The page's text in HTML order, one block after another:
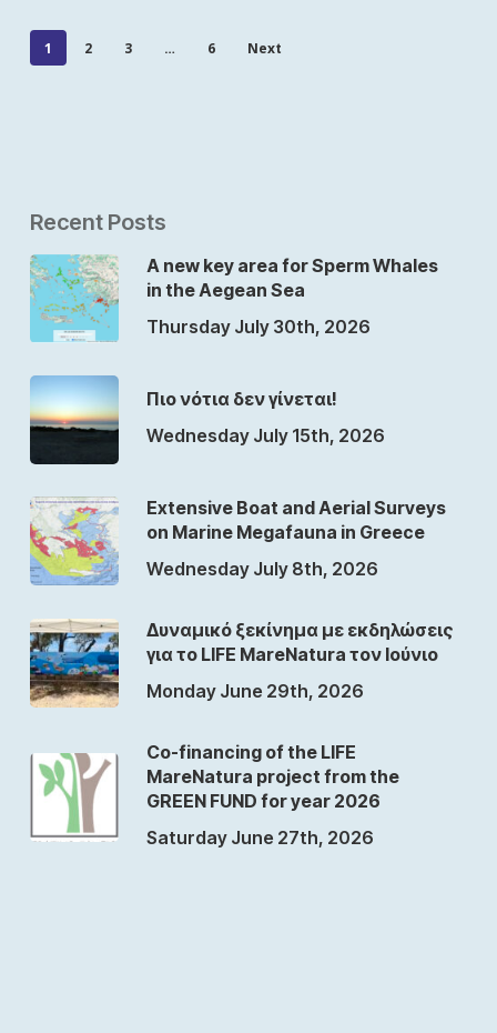
1 2 3 … 6 Next
Recent Posts
A new key area for Sperm Whales
in the Aegean Sea
Thursday July 30th, 2026
Πιο νότια δεν γίνεται!
Wednesday July 15th, 2026
Extensive Boat and Aerial Surveys
on Marine Megafauna in Greece
Wednesday July 8th, 2026
Δυναμικό ξεκίνημα με εκδηλώσεις
για το LIFE MareNatura τον Ιούνιο
Monday June 29th, 2026
Co-financing of the LIFE
MareNatura project from the
GREEN FUND for year 2026
Saturday June 27th, 2026